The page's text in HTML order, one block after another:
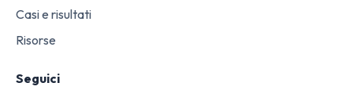
Casi e risultati
Risorse
Seguici